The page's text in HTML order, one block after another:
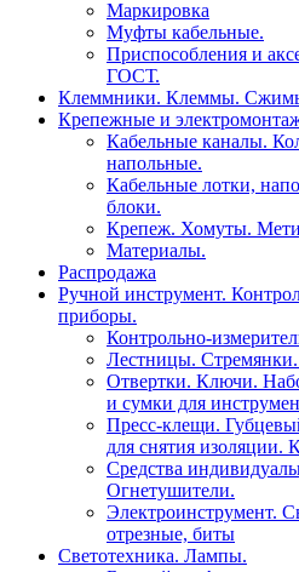
Маркировка
Муфты кабельные.
Приспособления и
ГОСТ.
Клеммники. Клеммы.
Крепежные и
Кабельные каналы.
напольные.
Кабельные лотки,
блоки.
Крепеж. Хомуты.
Материалы.
Распродажа
Ручной инструмент.
приборы.
Контрольно-
Лестницы.
Отвертки. Ключи.
и сумки для
Пресс-клещи.
для снятия изоляции.
Средства
Огнетушители.
Электроинструмент.
отрезные, биты
Светотехника. Лампы.